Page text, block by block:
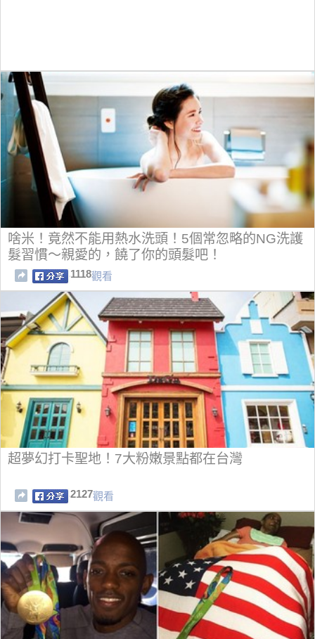
啥米！竟然不能用熱水洗頭！5個常忽略的NG洗護
髮習慣～親愛的，饒了你的頭髮吧！
1118觀看
超夢幻打卡聖地！7大粉嫩景點都在台灣
2127觀看